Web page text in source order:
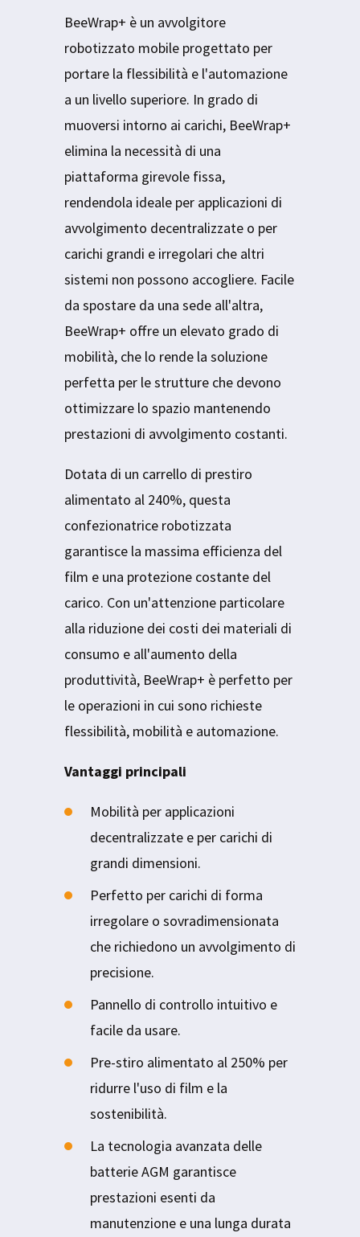
BeeWrap+ è un avvolgitore
robotizzato mobile progettato per
portare la flessibilità e l'automazione
a un livello superiore. In grado di
muoversi intorno ai carichi, BeeWrap+
elimina la necessità di una
piattaforma girevole fissa,
rendendola ideale per applicazioni di
avvolgimento decentralizzate o per
carichi grandi e irregolari che altri
sistemi non possono accogliere. Facile
da spostare da una sede all'altra,
BeeWrap+ offre un elevato grado di
mobilità, che lo rende la soluzione
perfetta per le strutture che devono
ottimizzare lo spazio mantenendo
prestazioni di avvolgimento costanti.
Dotata di un carrello di prestiro
alimentato al 240%, questa
confezionatrice robotizzata
garantisce la massima efficienza del
film e una protezione costante del
carico. Con un'attenzione particolare
alla riduzione dei costi dei materiali di
consumo e all'aumento della
produttività, BeeWrap+ è perfetto per
le operazioni in cui sono richieste
flessibilità, mobilità e automazione.
Vantaggi principali
Mobilità per applicazioni
decentralizzate e per carichi di
grandi dimensioni.
Perfetto per carichi di forma
irregolare o sovradimensionata
che richiedono un avvolgimento di
precisione.
Pannello di controllo intuitivo e
facile da usare.
Pre-stiro alimentato al 250% per
ridurre l'uso di film e la
sostenibilità.
La tecnologia avanzata delle
batterie AGM garantisce
prestazioni esenti da
manutenzione e una lunga durata